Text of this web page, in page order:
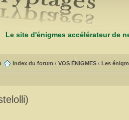
Le site d'énigmes accélérateur de
Index du forum ‹ VOS ÉNIGMES ‹ Les